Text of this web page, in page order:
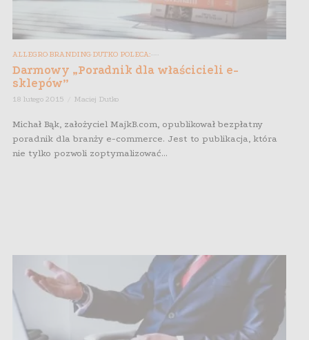
ALLEGRO BRANDING DUTKO POLECA:
Darmowy „Poradnik dla właścicieli e-
sklepów”
18 lutego 2015 Maciej Dutko
Michał Bąk, założyciel MajkB.com, opublikował bezpłatny
poradnik dla branży e-commerce. Jest to publikacja, która
nie tylko pozwoli zoptymalizować...